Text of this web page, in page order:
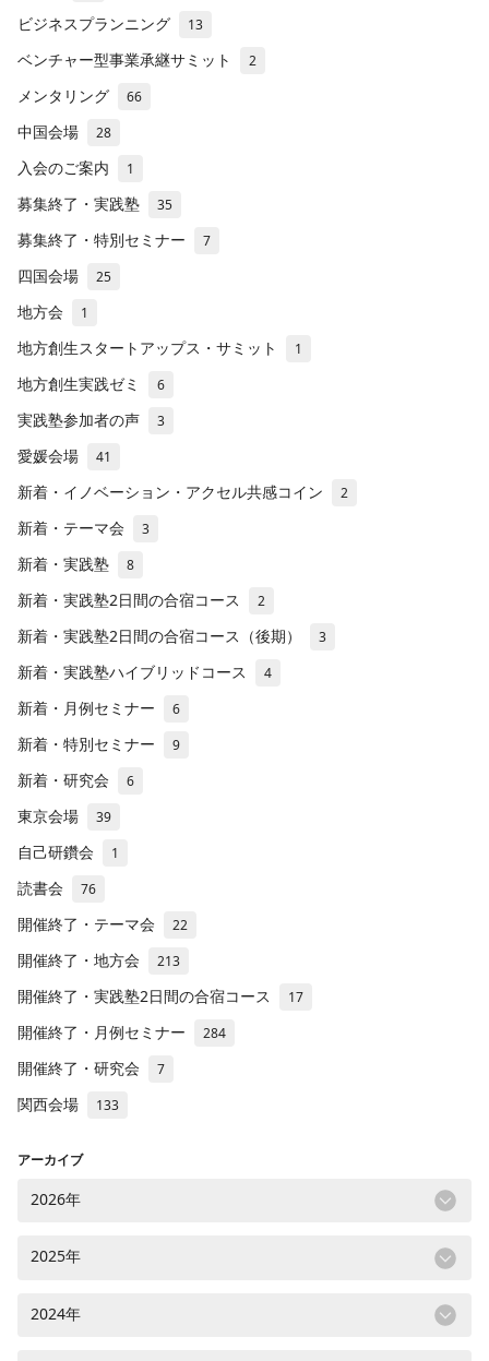
ビジネスプランニング 13
ベンチャー型事業承継サミット 2
メンタリング 66
中国会場 28
入会のご案内 1
募集終了・実践塾 35
募集終了・特別セミナー 7
四国会場 25
地方会 1
地方創生スタートアップス・サミット 1
地方創生実践ゼミ 6
実践塾参加者の声 3
愛媛会場 41
新着・イノベーション・アクセル共感コイン 2
新着・テーマ会 3
新着・実践塾 8
新着・実践塾2日間の合宿コース 2
新着・実践塾2日間の合宿コース（後期） 3
新着・実践塾ハイブリッドコース 4
新着・月例セミナー 6
新着・特別セミナー 9
新着・研究会 6
東京会場 39
自己研鑽会 1
読書会 76
開催終了・テーマ会 22
開催終了・地方会 213
開催終了・実践塾2日間の合宿コース 17
開催終了・月例セミナー 284
開催終了・研究会 7
関西会場 133
アーカイブ
2026年
2025年
2024年